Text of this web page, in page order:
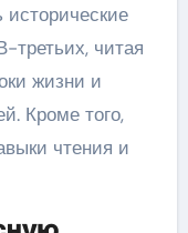
исторические
третьих, читая
жизни и
Кроме того,
чтения и